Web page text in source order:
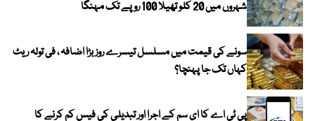
شہروں میں 20 کلو تھیلا 100 روپے تک مہنگا
سونے کی قیمت میں مسلسل تیسرے روز بڑا اضافہ ، فی تولہ ریٹ
کہاں تک جا پہنچا؟
پی ٹی اے کا ای سم کے اجرا اور تبدیلی کی فیس کم کرنے کا